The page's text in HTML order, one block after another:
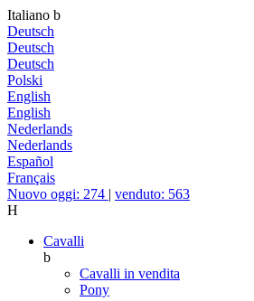
Italiano b
Deutsch
Deutsch
Deutsch
Polski
English
English
Nederlands
Nederlands
Español
Français
Nuovo oggi: 274 | venduto: 563
H
Cavalli
b
Cavalli in vendita
Pony